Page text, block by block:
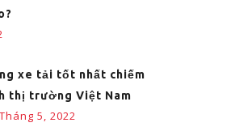
xe tải tốt nhất chiếm
thị trường Việt Nam
5, 2022